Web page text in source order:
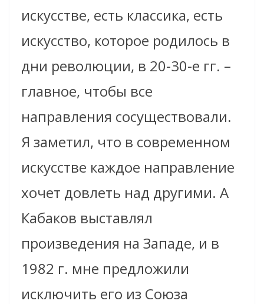
искусстве, есть классика, есть
искусство, которое родилось в
дни революции, в 20-30-е гг. –
главное, чтобы все
направления сосуществовали.
Я заметил, что в современном
искусстве каждое направление
хочет довлеть над другими. А
Кабаков выставлял
произведения на Западе, и в
1982 г. мне предложили
исключить его из Союза